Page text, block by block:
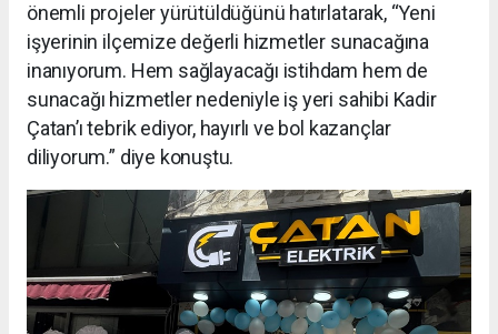
önemli projeler yürütüldüğünü hatırlatarak, “Yeni
işyerinin ilçemize değerli hizmetler sunacağına
inanıyorum. Hem sağlayacağı istihdam hem de
sunacağı hizmetler nedeniyle iş yeri sahibi Kadir
Çatan’ı tebrik ediyor, hayırlı ve bol kazançlar
diliyorum.” diye konuştu.